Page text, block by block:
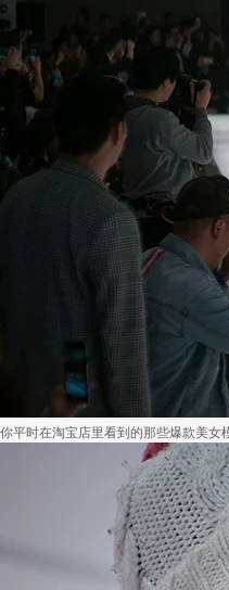
你平时在淘宝店里看到的那些爆款美女